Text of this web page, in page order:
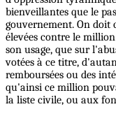
bienveillantes que le
gouvernement. On doit
élevées contre le
son usage, que sur
votées à ce titre,
remboursées ou des
qu'ainsi ce million
la liste civile, ou aux